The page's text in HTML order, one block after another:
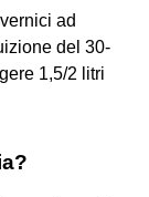
ad
del 30-
1,5/2 litri